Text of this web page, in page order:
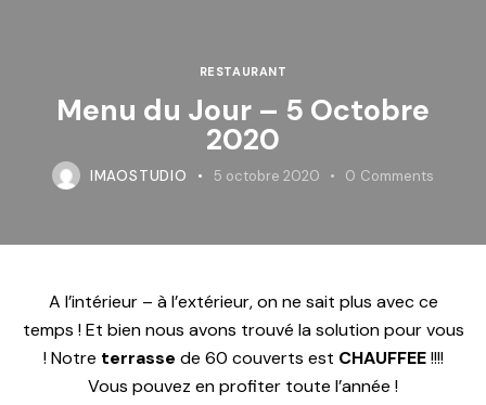
RESTAURANT
Menu du Jour – 5 Octobre
2020
IMAOSTUDIO 5 octobre 2020 0 Comments
A l’intérieur – à l’extérieur, on ne sait plus avec ce
temps ! Et bien nous avons trouvé la solution pour vous
! Notre terrasse de 60 couverts est CHAUFFEE!!!!
Vous pouvez en profiter toute l’année !